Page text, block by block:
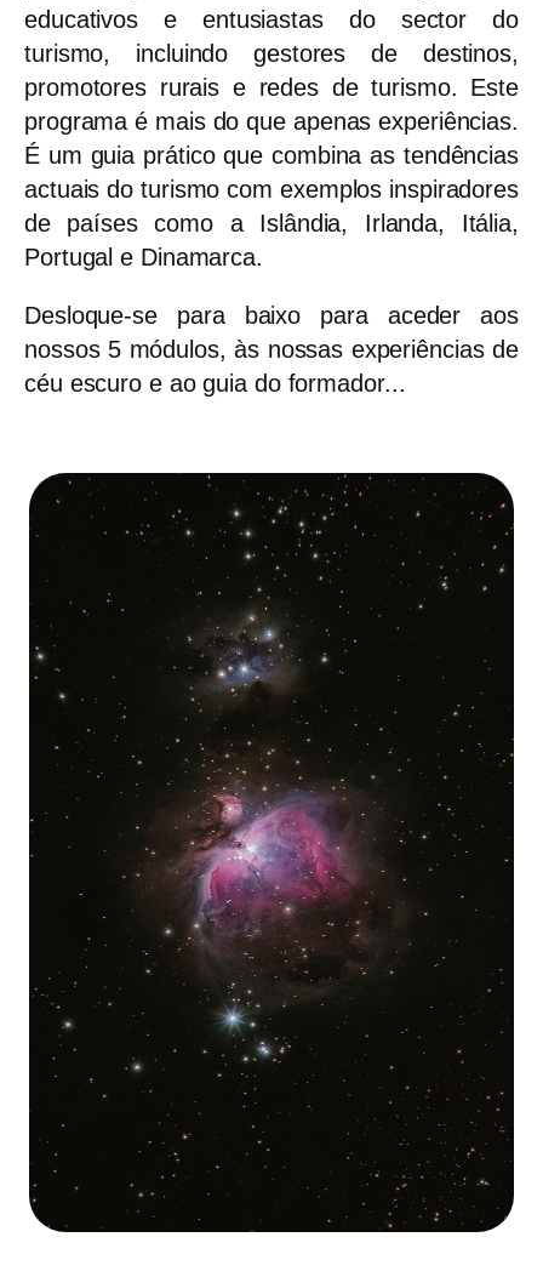
educativos e entusiastas do sector do
turismo, incluindo gestores de destinos,
promotores rurais e redes de turismo. Este
programa é mais do que apenas experiências.
É um guia prático que combina as tendências
actuais do turismo com exemplos inspiradores
de países como a Islândia, Irlanda, Itália,
Portugal e Dinamarca.
Desloque-se para baixo para aceder aos
nossos 5 módulos, às nossas experiências de
céu escuro e ao guia do formador...